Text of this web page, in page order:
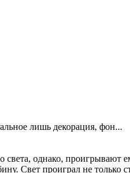
лишь декорация, фон...
однако,
Свет проиграл не только